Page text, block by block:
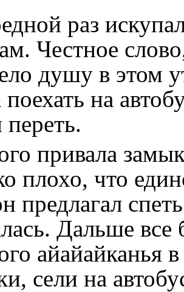
раз
Честное
душу в этом
на
переть.
привала
плохо, что
предлагал
Дальше
сели на